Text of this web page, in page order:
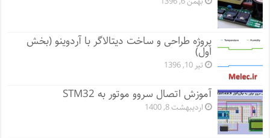
پروژه طراحی و ساخت دیتالاگر با آردوینو (بخش
اول)
تیر 10, 1396
آموزش اتصال سروو موتور به STM32
اردیبهشت 8, 1400